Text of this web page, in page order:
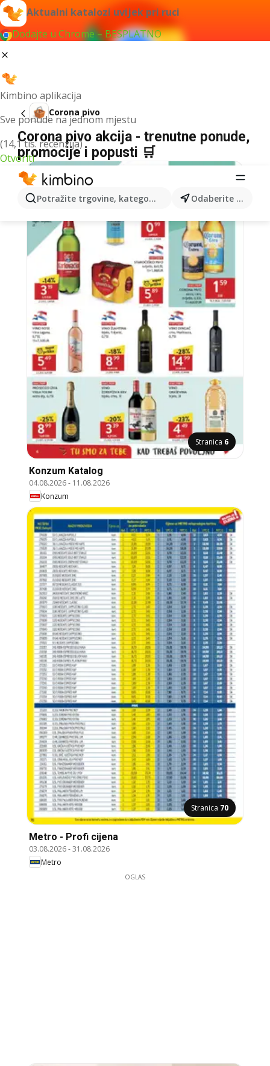
Aktualni katalozi uvijek pri ruci
Dodajte u Chrome – BESPLATNO
Kimbino aplikacija
Sve ponude na jednom mjestu
(14,1 tis. recenzija)
Otvoriti
Potražite trgovine, kategorije, proizvode... Odaberite grad
Corona pivo
Corona pivo akcija - trenutne ponude,
promocije i popusti 🛒
Stranica 6
Konzum Katalog
04.08.2026- 11.08.2026
Konzum
Stranica 70
Metro - Profi cijena
03.08.2026-31.08.2026
Metro
OGLAS